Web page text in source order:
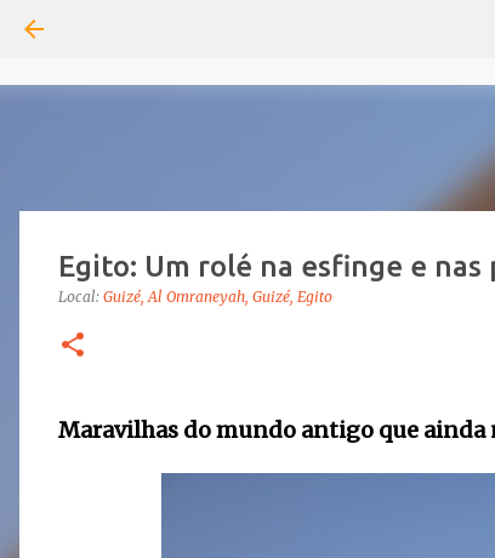
Egito: Um rolé na esfinge e nas
Local: Guizé, Al Omraneyah, Guizé, Egito
Maravilhas do mundo antigo que ainda